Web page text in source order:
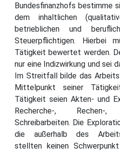
Bundesfinanzhofs bestimme
dem inhaltlichen
betrieblichen und
Steuerpflichtigen. Hierbei
Tätigkeit bewertet werden.
nur eine Indizwirkung und sei
Im Streitfall bilde das
Mittelpunkt seiner
Tätigkeit seien Akten- und
Recherche-,
Schreibarbeiten. Die
die außerhalb des
stellten keinen